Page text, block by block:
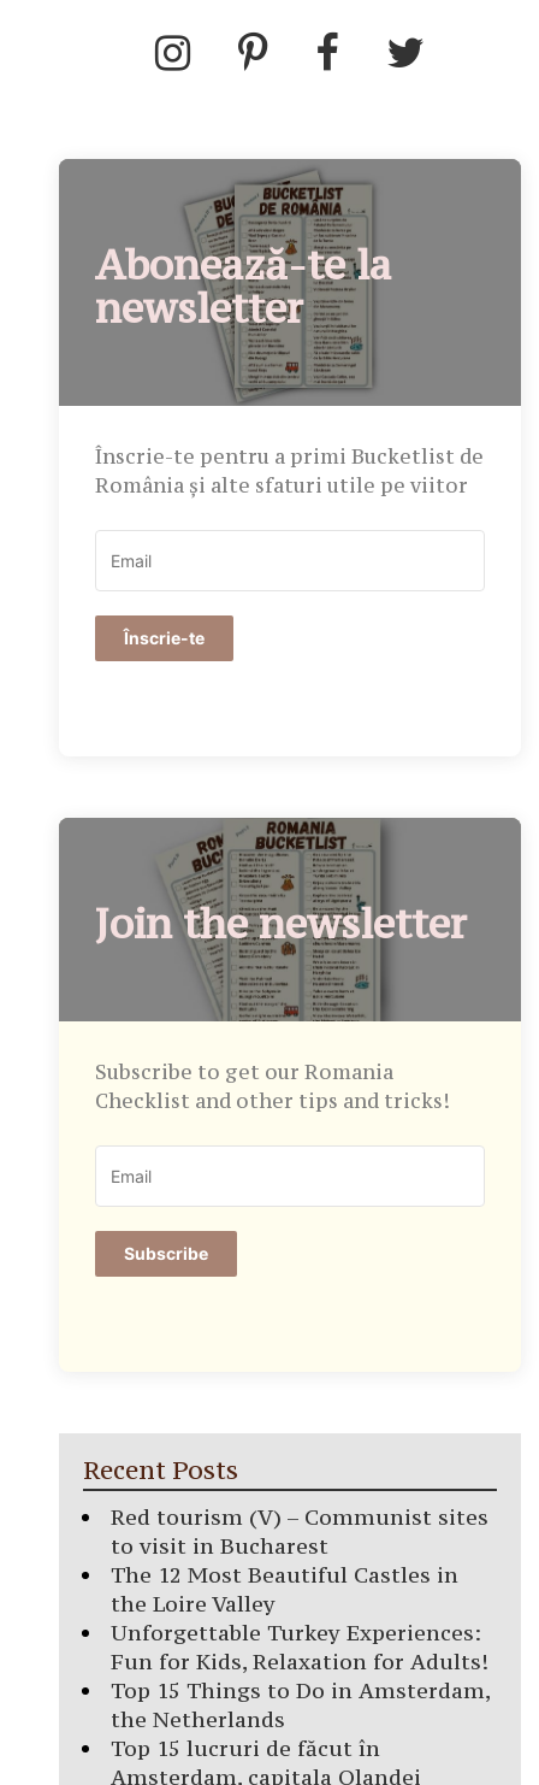
Abonează-te la
newsletter
Înscrie-te pentru a primi Bucketlist de
România și alte sfaturi utile pe viitor
Înscrie-te
Join the newsletter
Subscribe to get our Romania
Checklist and other tips and tricks!
Subscribe
Recent Posts
Red tourism (V) – Communist sites
to visit in Bucharest
The 12 Most Beautiful Castles in
the Loire Valley
Unforgettable Turkey Experiences:
Fun for Kids, Relaxation for Adults!
Top 15 Things to Do in Amsterdam,
the Netherlands
Top 15 lucruri de făcut în
Amsterdam, capitala Olandei